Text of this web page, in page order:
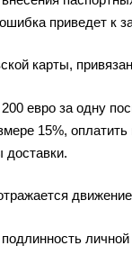
приведет к
карты,
евро за одну
15%,